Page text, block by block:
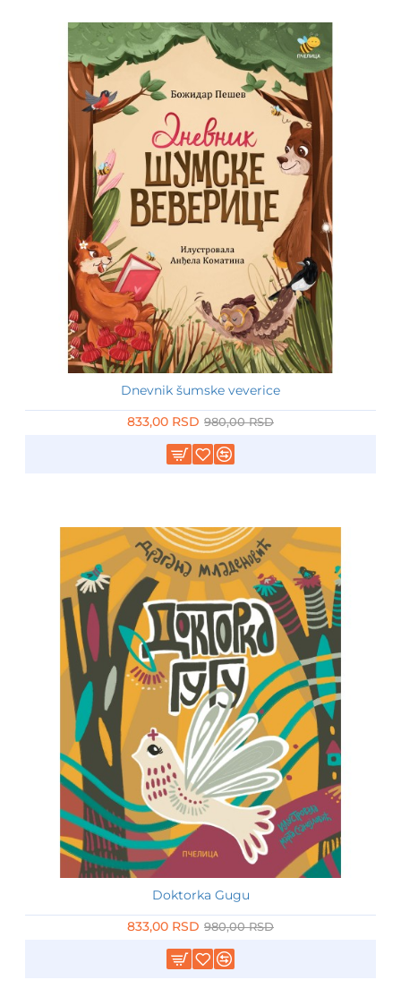
Dnevnik šumske veverice
833,00 RSD 980,00 RSD
Doktorka Gugu
833,00 RSD 980,00 RSD